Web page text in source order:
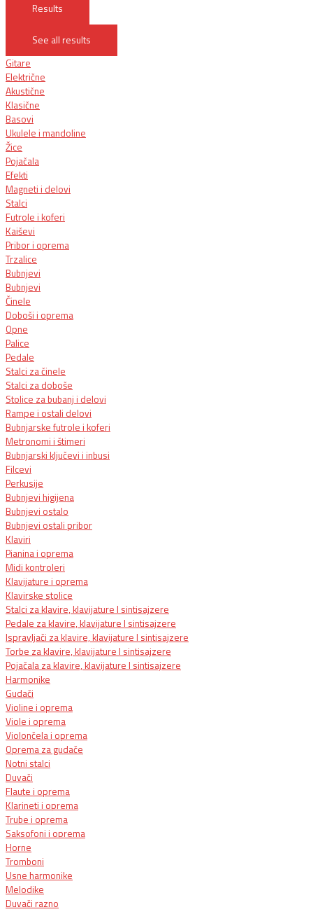
Results
See all results
Gitare
Električne
Akustične
Klasične
Basovi
Ukulele i mandoline
Žice
Pojačala
Efekti
Magneti i delovi
Stalci
Futrole i koferi
Kaiševi
Pribor i oprema
Trzalice
Bubnjevi
Bubnjevi
Činele
Doboši i oprema
Opne
Palice
Pedale
Stalci za činele
Stalci za doboše
Stolice za bubanj i delovi
Rampe i ostali delovi
Bubnjarske futrole i koferi
Metronomi i štimeri
Bubnjarski ključevi i inbusi
Filcevi
Perkusije
Bubnjevi higijena
Bubnjevi ostalo
Bubnjevi ostali pribor
Klaviri
Pianina i oprema
Midi kontroleri
Klavijature i oprema
Klavirske stolice
Stalci za klavire, klavijature I sintisajzere
Pedale za klavire, klavijature I sintisajzere
Ispravljači za klavire, klavijature I sintisajzere
Torbe za klavire, klavijature I sintisajzere
Pojačala za klavire, klavijature I sintisajzere
Harmonike
Gudači
Violine i oprema
Viole i oprema
Violončela i oprema
Oprema za gudače
Notni stalci
Duvači
Flaute i oprema
Klarineti i oprema
Trube i oprema
Saksofoni i oprema
Horne
Tromboni
Usne harmonike
Melodike
Duvači razno